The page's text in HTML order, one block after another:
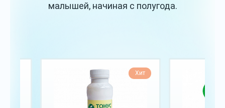
малышей, начиная с полугода.
Хит